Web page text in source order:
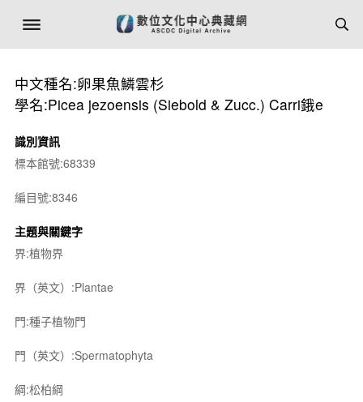
中文種名:卵果魚鱗雲杉
學名:Picea jezoensis (Siebold & Zucc.) Carri鋨e
識別資訊
標本館號:68339
編目號:8346
主題與關鍵字
界:植物界
界（英文）:Plantae
門:種子植物門
門（英文）:Spermatophyta
綱:松柏綱